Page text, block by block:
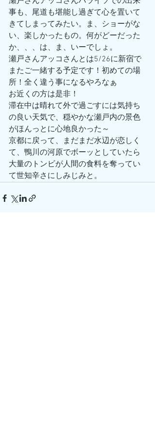
事も、尾道も堪能し過ぎて心を置いて
きてしまってみたい。ま、ショーがな
い、楽しかったもの。何がどーだった
か、、、は、ま、いーでしょ。
瀬戸さんアッコさんとは5/26に新宿で
またご一緒する予定です！初めての場
所！全く違う事になるやろなぁ
お近くの方は是非！
滞在中は晴れて外で過ごすには気持ち
の良い天気で、穏やかな瀬戸内の景色
がほんっとに心地良かった～
京都に戻って、まだまだ水辺が恋しく
て、鴨川の河原でボーッとしていたら
大量のトンビが人間の食料を奪ってい
て世知辛さにしみじみと。